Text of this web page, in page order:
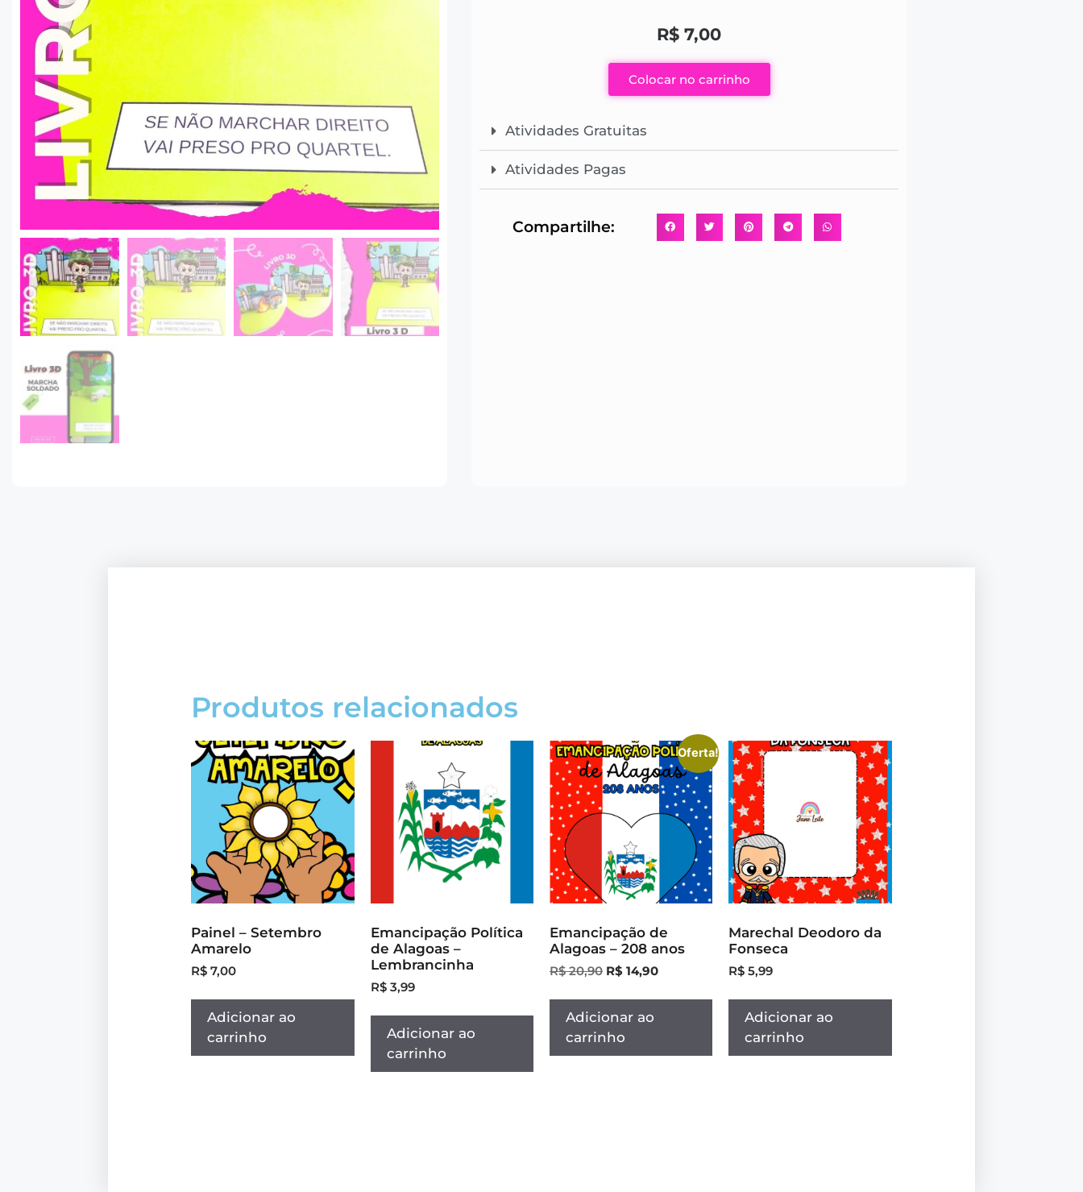
R$7,00
Colocar no carrinho
Atividades Gratuitas
Atividades Pagas
Compartilhe:
Produtos relacionados
Painel – Setembro
Amarelo
R$ 7,00
Adicionar ao
carrinho
Emancipação Política
de Alagoas –
Lembrancinha
R$3,99
Adicionar ao
carrinho
Oferta!
Emancipação de
Alagoas – 208 anos
R$20,90 R$ 14,90
Adicionar ao
carrinho
Marechal Deodoro da
Fonseca
R$ 5,99
Adicionar ao
carrinho